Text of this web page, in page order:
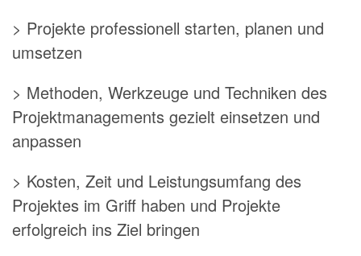
> Projekte professionell starten, planen und
umsetzen
> Methoden, Werkzeuge und Techniken des
Projektmanagements gezielt einsetzen und
anpassen
> Kosten, Zeit und Leistungsumfang des
Projektes im Griff haben und Projekte
erfolgreich ins Ziel bringen